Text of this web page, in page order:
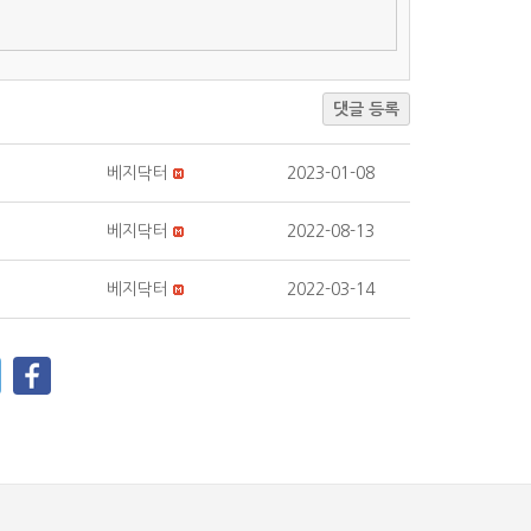
댓글 등록
베지닥터 2023-01-08
베지닥터 2022-08-13
베지닥터 2022-03-14